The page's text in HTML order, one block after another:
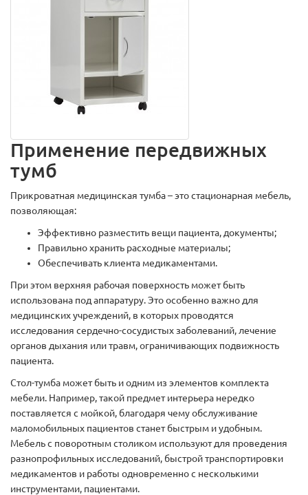
Применение передвижных
тумб
Прикроватная медицинская тумба – это стационарная мебель,
позволяющая:
Эффективно разместить вещи пациента, документы;
Правильно хранить расходные материалы;
Обеспечивать клиента медикаментами.
При этом верхняя рабочая поверхность может быть
использована под аппаратуру. Это особенно важно для
медицинских учреждений, в которых проводятся
исследования сердечно-сосудистых заболеваний, лечение
органов дыхания или травм, ограничивающих подвижность
пациента.
Стол-тумба может быть и одним из элементов комплекта
мебели. Например, такой предмет интерьера нередко
поставляется с мойкой, благодаря чему обслуживание
маломобильных пациентов станет быстрым и удобным.
Мебель с поворотным столиком используют для проведения
разнопрофильных исследований, быстрой транспортировки
медикаментов и работы одновременно с несколькими
инструментами, пациентами.